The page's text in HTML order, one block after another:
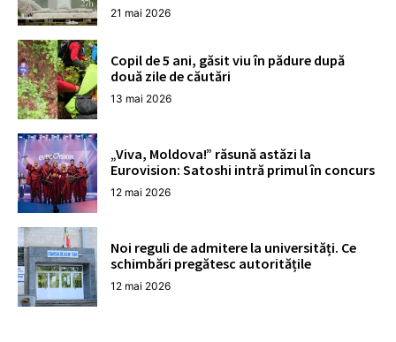
21 mai 2026
Copil de 5 ani, găsit viu în pădure după
două zile de căutări
13 mai 2026
„Viva, Moldova!” răsună astăzi la
Eurovision: Satoshi intră primul în concurs
12 mai 2026
Noi reguli de admitere la universități. Ce
schimbări pregătesc autoritățile
12 mai 2026